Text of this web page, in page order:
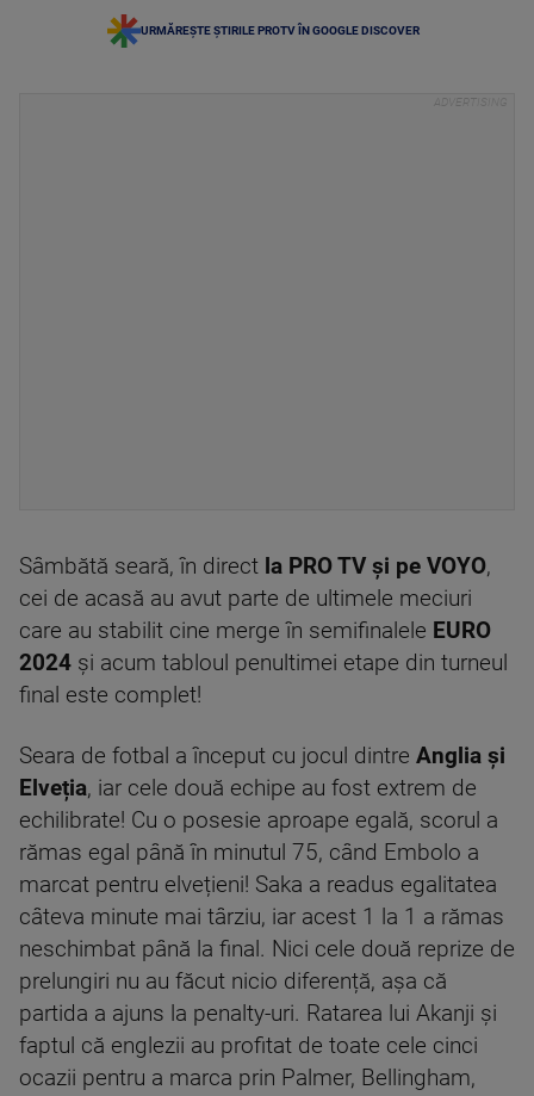
URMĂREȘTE ȘTIRILE PROTV ÎN GOOGLE DISCOVER
Sâmbătă seară, în direct la PRO TV și pe VOYO,
cei de acasă au avut parte de ultimele meciuri
care au stabilit cine merge în semifinalele EURO
2024 și acum tabloul penultimei etape din turneul
final este complet!
Seara de fotbal a început cu jocul dintre Anglia și
Elveția, iar cele două echipe au fost extrem de
echilibrate! Cu o posesie aproape egală, scorul a
rămas egal până în minutul 75, când Embolo a
marcat pentru elvețieni! Saka a readus egalitatea
câteva minute mai târziu, iar acest 1 la 1 a rămas
neschimbat până la final. Nici cele două reprize de
prelungiri nu au făcut nicio diferență, așa că
partida a ajuns la penalty-uri. Ratarea lui Akanji și
faptul că englezii au profitat de toate cele cinci
ocazii pentru a marca prin Palmer, Bellingham,